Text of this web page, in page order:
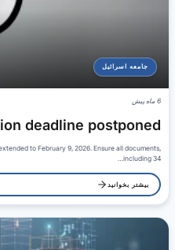
جامعه اسرائیل
6 ماه پیش
deadline postponed
to February 9, 2026. Ensure all documents,
including 34…
بیشتر بخوانید